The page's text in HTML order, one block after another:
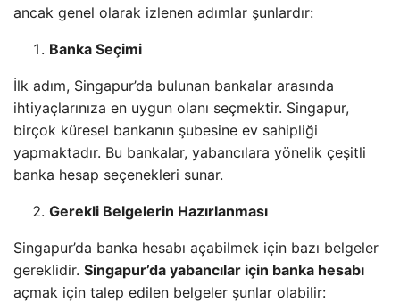
ancak genel olarak izlenen adımlar şunlardır:
Banka Seçimi
İlk adım, Singapur’da bulunan bankalar arasında
ihtiyaçlarınıza en uygun olanı seçmektir. Singapur,
birçok küresel bankanın şubesine ev sahipliği
yapmaktadır. Bu bankalar, yabancılara yönelik çeşitli
banka hesap seçenekleri sunar.
Gerekli Belgelerin Hazırlanması
Singapur’da banka hesabı açabilmek için bazı belgeler
gereklidir. Singapur’da yabancılar için banka hesabı
açmak için talep edilen belgeler şunlar olabilir: